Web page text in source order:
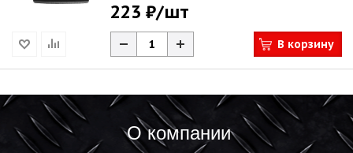
223 ₽/шт
В корзину
О компании